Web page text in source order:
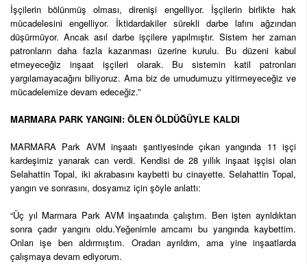
İşçilerin bölünmüş olması, direnişi engelliyor. İşçilerin birlikte hak
mücadelesini engelliyor. İktidardakiler sürekli darbe lafını ağzından
düşürmüyor. Ancak asıl darbe işçilere yapılmıştır. Sistem her zaman
patronların daha fazla kazanması üzerine kurulu. Bu düzeni kabul
etmeyeceğiz inşaat işçileri olarak. Bu sistemin katil patronları
yargılamayacağını biliyoruz. Ama biz de umudumuzu yitirmeyeceğiz ve
mücadelemize devam edeceğiz.”
MARMARA PARK YANGINI: ÖLEN ÖLDÜĞÜYLE KALDI
MARMARA Park AVM inşaatı şantiyesinde çıkan yangında 11 işçi
kardeşimiz yanarak can verdi. Kendisi de 28 yıllık inşaat işçisi olan
Selahattin Topal, iki akrabasını kaybetti bu cinayette. Selahattin Topal,
yangın ve sonrasını, dosyamız için şöyle anlattı:
“Üç yıl Marmara Park AVM inşaatında çalıştım. Ben işten ayrıldıktan
sonra çadır yangını oldu.Yeğenimle amcamı bu yangında kaybettim.
Onları işe ben aldırmıştım. Oradan ayrıldım, ama yine inşaatlarda
çalışmaya devam ediyorum.